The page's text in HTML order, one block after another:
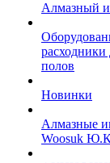
Алмазный
полов
Новинки
Алмазные
Woosuk